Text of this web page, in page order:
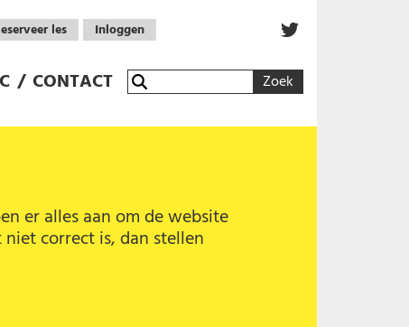
les Inloggen Volg ons op
/ CONTACT Zoek
er alles aan om de website
correct is, dan stellen